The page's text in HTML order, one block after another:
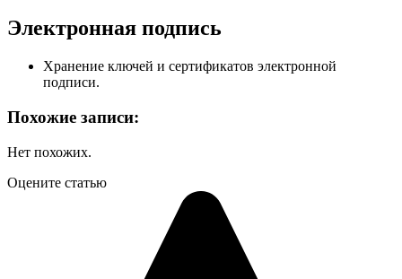
Электронная подпись
Хранение ключей и сертификатов электронной
подписи.
Похожие записи:
Нет похожих.
Оцените статью